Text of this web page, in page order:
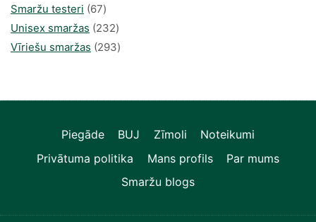
Smaržu testeri 6767
produkts
Unisex smaržas 232232
produkts
Vīriešu smaržas 293293
Piegāde BUJ Zīmoli
Noteikumi
Privātuma politika
Mans profils
Par mums
Smaržu blogs